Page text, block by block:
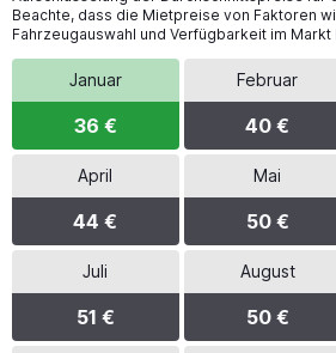
Beachte, dass die Mietpreise von Faktoren
Fahrzeugauswahl und Verfügbarkeit im
Januar
36 €
Februar
40 €
April
44 €
Mai
50 €
Juli
51 €
August
50 €